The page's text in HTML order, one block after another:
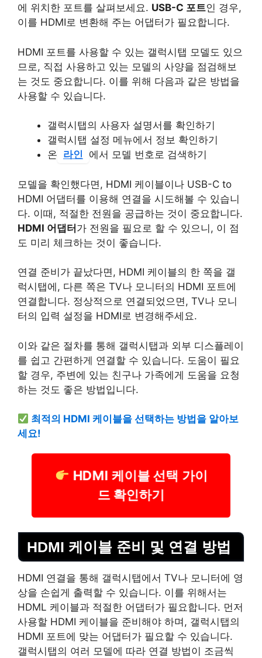
에 위치한 포트를 살펴보세요. USB-C 포트인 경우,
이를 HDMI로 변환해 주는 어댑터가 필요합니다.
HDMI 포트를 사용할 수 있는 갤럭시탭 모델도 있으
므로, 직접 사용하고 있는 모델의 사양을 점검해보
는 것도 중요합니다. 이를 위해 다음과 같은 방법을
사용할 수 있습니다.
갤럭시탭의 사용자 설명서를 확인하기
갤럭시탭 설정 메뉴에서 정보 확인하기
온 라인 에서 모델 번호로 검색하기
모델을 확인했다면, HDMI 케이블이나 USB-C to
HDMI 어댑터를 이용해 연결을 시도해볼 수 있습니
다. 이때, 적절한 전원을 공급하는 것이 중요합니다.
HDMI 어댑터가 전원을 필요로 할 수 있으니, 이 점
도 미리 체크하는 것이 좋습니다.
연결 준비가 끝났다면, HDMI 케이블의 한 쪽을 갤
럭시탭에, 다른 쪽은 TV나 모니터의 HDMI 포트에
연결합니다. 정상적으로 연결되었으면, TV나 모니
터의 입력 설정을 HDMI로 변경해주세요.
이와 같은 절차를 통해 갤럭시탭과 외부 디스플레이
를 쉽고 간편하게 연결할 수 있습니다. 도움이 필요
할 경우, 주변에 있는 친구나 가족에게 도움을 요청
하는 것도 좋은 방법입니다.
최적의 HDMI 케이블을 선택하는 방법을 알아보
세요!
HDMI 케이블 선택 가이
드 확인하기
HDMI 케이블 준비 및 연결 방법
HDMI 연결을 통해 갤럭시탭에서 TV나 모니터에 영
상을 손쉽게 출력할 수 있습니다. 이를 위해서는
HDML 케이블과 적절한 어댑터가 필요합니다. 먼저
사용할 HDMI 케이블을 준비해야 하며, 갤럭시탭의
HDMI 포트에 맞는 어댑터가 필요할 수 있습니다.
갤럭시탭의 여러 모델에 따라 연결 방법이 조금씩